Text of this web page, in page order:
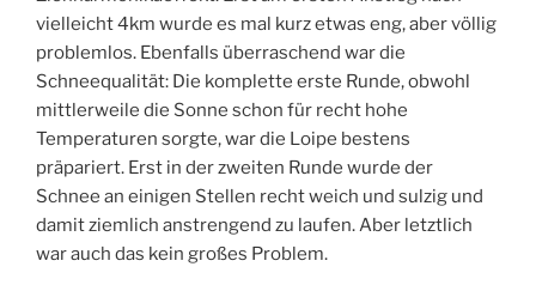
vielleicht 4km wurde es mal kurz etwas eng, aber völlig
problemlos. Ebenfalls überraschend war die
Schneequalität: Die komplette erste Runde, obwohl
mittlerweile die Sonne schon für recht hohe
Temperaturen sorgte, war die Loipe bestens
präpariert. Erst in der zweiten Runde wurde der
Schnee an einigen Stellen recht weich und sulzig und
damit ziemlich anstrengend zu laufen. Aber letztlich
war auch das kein großes Problem.